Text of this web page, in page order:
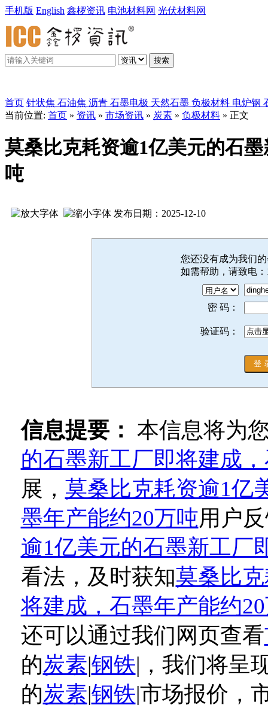
手机版 English 鑫椤资讯 电池材料网 光伏材料网
搜索
首页 针状焦 石油焦 沥青 石墨电极 天然石墨 负极材料 电炉钢
当前位置: 首页 » 资讯 » 市场资讯 » 炭素 » 负极材料 » 正文
莫桑比克耗资逾1亿美元的石
吨
发布日期：2025-12-10
您还没有成为我们
如需帮助，请致电：
密 码：
验证码：
信息提要： 本信息将为
的石墨新工厂即将建成
展， 莫桑比克耗资逾1亿
墨年产能约20万吨用户
逾1亿美元的石墨新工厂
看法，及时获知莫桑比
将建成，石墨年产能约
还可以通过我们网页查看
的炭素|钢铁|，我们将呈
的炭素|钢铁|市场报价，